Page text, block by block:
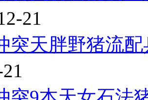
21
突天胖野猪流